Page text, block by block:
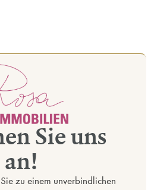
Sie uns
an!
zu einem unverbindlichen